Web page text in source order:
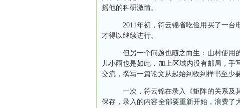
摇他的科研激情。
2011年初，符云锦省吃俭用买了一台
才得以继续进行。
但另一个问题也随之而生：山村使用
儿小雨也是如此，加上区域内没有邮局，
交流，撰写一篇论文从起始到收到样书至少
一次，符云锦在录入《矩阵的关系及
保存，录入的内容全部要重新开始，浪费